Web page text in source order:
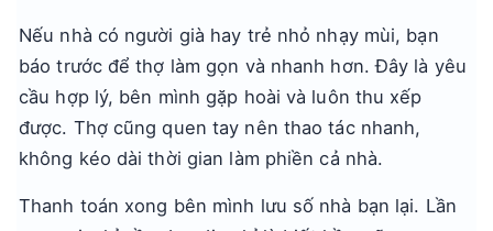
Nếu nhà có người già hay trẻ nhỏ nhạy mùi, bạn
báo trước để thợ làm gọn và nhanh hơn. Đây là yêu
cầu hợp lý, bên mình gặp hoài và luôn thu xếp
được. Thợ cũng quen tay nên thao tác nhanh,
không kéo dài thời gian làm phiền cả nhà.
Thanh toán xong bên mình lưu số nhà bạn lại. Lần